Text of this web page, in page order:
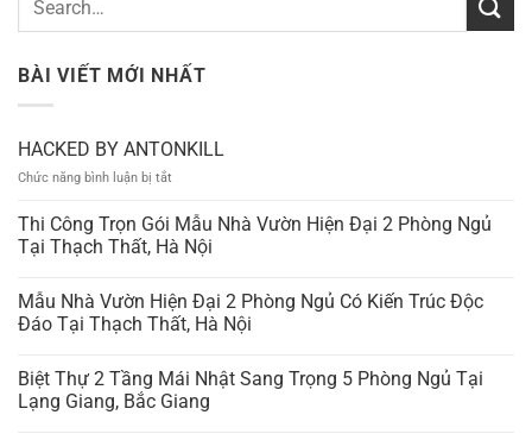
BÀI VIẾT MỚI NHẤT
HACKED BY ANTONKILL
Chức năng bình luận bị tắt
BY
ANTONKILL
Thi Công Trọn Gói Mẫu Nhà Vườn Hiện Đại 2 Phòng Ngủ
Tại Thạch Thất, Hà Nội
Mẫu Nhà Vườn Hiện Đại 2 Phòng Ngủ Có Kiến Trúc Độc
Đáo Tại Thạch Thất, Hà Nội
Biệt Thự 2 Tầng Mái Nhật Sang Trọng 5 Phòng Ngủ Tại
Lạng Giang, Bắc Giang